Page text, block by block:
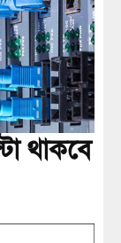
থাকবে